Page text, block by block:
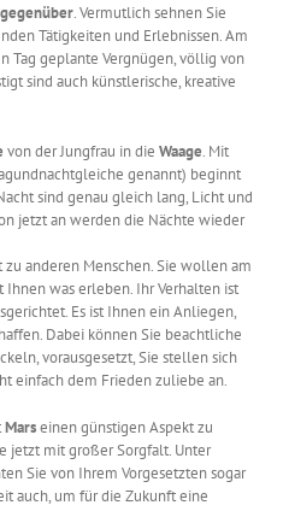
. Vermutlich sehnen Sie
Tätigkeiten und Erlebnissen. Am
Tag geplante Vergnügen, völlig von
sind auch künstlerische, kreative
von der Jungfrau in die Waage. Mit
genannt) beginnt
sind genau gleich lang, Licht und
jetzt an werden die Nächte wieder
anderen Menschen. Sie wollen am
was erleben. Ihr Verhalten ist
Es ist Ihnen ein Anliegen,
Dabei können Sie beachtliche
vorausgesetzt, Sie stellen sich
einfach dem Frieden zuliebe an.
Marseinen günstigen Aspekt zu
jetzt mit großer Sorgfalt. Unter
Sie von Ihrem Vorgesetzten sogar
auch, um für die Zukunft eine